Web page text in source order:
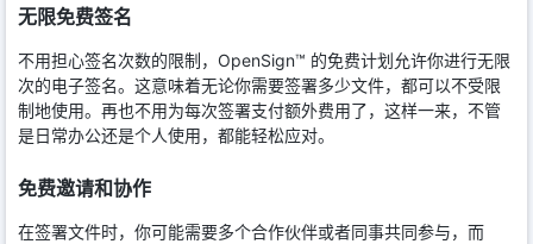
无限免费签名
不用担心签名次数的限制，OpenSign™ 的免费计划允许你进行无限
次的电子签名。这意味着无论你需要签署多少文件，都可以不受限
制地使用。再也不用为每次签署支付额外费用了，这样一来，不管
是日常办公还是个人使用，都能轻松应对。
免费邀请和协作
在签署文件时，你可能需要多个合作伙伴或者同事共同参与，而